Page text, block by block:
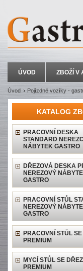
ÚVOD ZBOŽÍ V
Úvod Pojízdné vozíky -
KATALOG
PRACOVNÍ DESKA
STANDARD
NÁBYTEK GASTRO
DŘEZOVÁ DESKA
NEREZOVÝ
GASTRO
PRACOVNÍ STŮL
NEREZOVÝ
GASTRO
PRACOVNÍ STŮL
PREMIUM
MYCÍ STŮL SE
PREMIUM